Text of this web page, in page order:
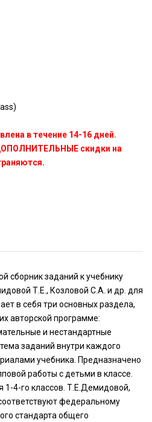
в течение 14-16 дней.
скидки на
сборник заданий к учебнику
Т.Е., Козловой С.А. и др. для
в себя три основных раздела,
авторской программе:
и нестандартные
заданий внутри каждого
учебника. Предназначено
работы с детьми в классе.
1-4-го классов. Т.Е.Демидовой,
федеральному
стандарта общего